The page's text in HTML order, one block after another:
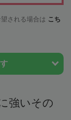
される場合は こち
強いその